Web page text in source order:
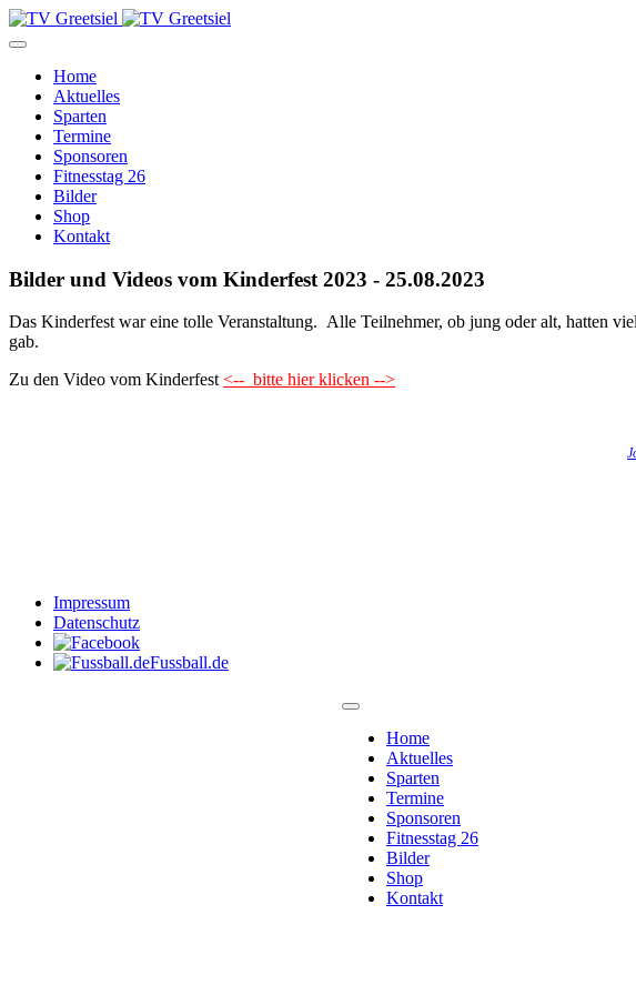
Home
Aktuelles
Sparten
Termine
Sponsoren
Fitnesstag 26
Bilder
Shop
Kontakt
Bilder und Videos vom Kinderfest 2023 - 25.08.2023
Das Kinderfest war eine tolle Veranstaltung. Alle Teilnehmer, ob jung oder alt, hatten
gab.
Zu den Video vom Kinderfest<-- bitte hier klicken -->
Impressum
Datenschutz
Fussball.de
Home
Aktuelles
Sparten
Termine
Sponsoren
Fitnesstag 26
Bilder
Shop
Kontakt